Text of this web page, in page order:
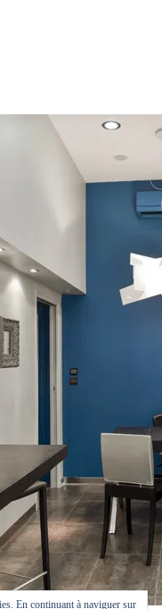
En continuant à naviguer sur